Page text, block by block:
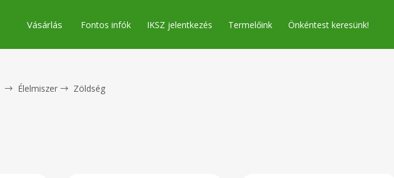
Vásárlás Fontos infók IKSZ jelentkezés Termelőink Önkéntest keresünk!
Élelmiszer Zöldség